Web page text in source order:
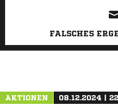
FALSCHES
AKTIONEN 08.12.2024 |